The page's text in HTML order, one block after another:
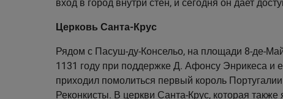
вход в город внутри стен, и сегодня он дает
Церковь Санта-Крус
Рядом с Пасуш-ду-Консельо, на площади 8-де-
1131 году при поддержке Д. Афонсу Энрикеса
приходил помолиться первый король
Реконкисты. В церкви Санта-Крус, которая